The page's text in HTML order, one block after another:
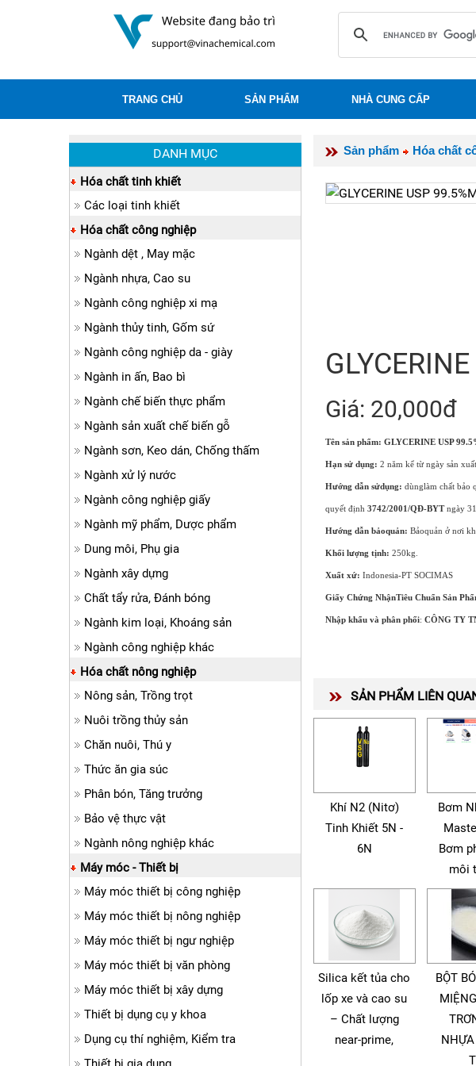
TRANG CHỦ SẢN PHẨM NHÀ CUNG CẤP
Sản phẩm Hóa chất
Giá: 20,000đ
Tên sản phẩm: GLYCERINE USP
Hạn sử dụng: 2 năm kể từ ngày sản
Hướng dẫn sửdụng: dùnglàm chất bảo
quyết định 3742/2001/QĐ-BYTngày 31
Hướng dẫn bảoquản: Bảoquản ở nơi
Khối lượng tịnh: 250kg.
Xuất xứ: Indonesia-PT SOCIMAS
Giấy Chứng NhậnTiêu Chuẩn Sản
Nhập khẩu và phân phối: CÔNG TY
SẢN PHẨM LIÊN
Khí N2 (Nitơ)
Tinh Khiết 5N -
6N
Bơm
Bơm
môi
Silica kết tủa cho
lốp xe và cao su
– Chất lượng
near-prime,
BỘT
DANH MỤC
Hóa chất tinh khiết
Các loại tinh khiết
Hóa chất công nghiệp
Ngành dệt , May mặc
Ngành nhựa, Cao su
Ngành công nghiệp xi mạ
Ngành thủy tinh, Gốm sứ
Ngành công nghiệp da - giày
Ngành in ấn, Bao bì
Ngành chế biến thực phẩm
Ngành sản xuất chế biến gỗ
Ngành sơn, Keo dán, Chống thấm
Ngành xử lý nước
Ngành công nghiệp giấy
Ngành mỹ phẩm, Dược phẩm
Dung môi, Phụ gia
Ngành xây dựng
Chất tẩy rửa, Đánh bóng
Ngành kim loại, Khoáng sản
Ngành công nghiệp khác
Hóa chất nông nghiệp
Nông sản, Trồng trọt
Nuôi trồng thủy sản
Chăn nuôi, Thú y
Thức ăn gia súc
Phân bón, Tăng trưởng
Bảo vệ thực vật
Ngành nông nghiệp khác
Máy móc - Thiết bị
Máy móc thiết bị công nghiệp
Máy móc thiết bị nông nghiệp
Máy móc thiết bị ngư nghiệp
Máy móc thiết bị văn phòng
Máy móc thiết bị xây dựng
Thiết bị dụng cụ y khoa
Dụng cụ thí nghiệm, Kiểm tra